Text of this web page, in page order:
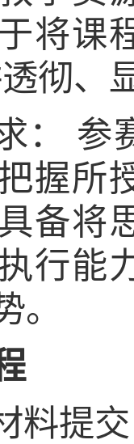
将课
彻、
：
参
握所
备将
行能
。
料提交